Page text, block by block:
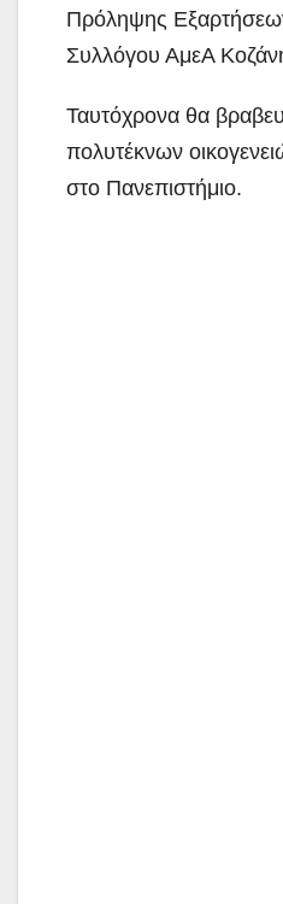
Πρόληψης
Συλλόγου ΑμεΑ
Ταυτόχρονα θα
πολυτέκνων
στο Πανεπιστήμιο.